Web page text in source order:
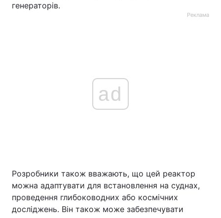
генераторів.
Реклама
ad
Розробники також вважають, що цей реактор
можна адаптувати для встановлення на суднах,
проведення глибоководних або космічних
досліджень. Він також може забезпечувати